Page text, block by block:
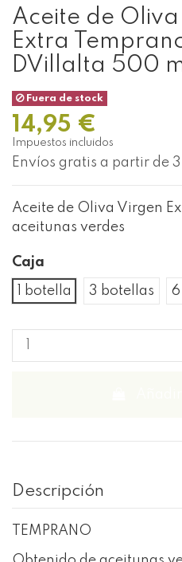
Aceite de
Extra
DVillalta 500
Fuera de stock
14,95 €
Impuestos incluidos
Envíos gratis a partir de
Aceite de Oliva Virgen
aceitunas verdes
Caja
1 botella
3 botellas
Descripción
TEMPRANO